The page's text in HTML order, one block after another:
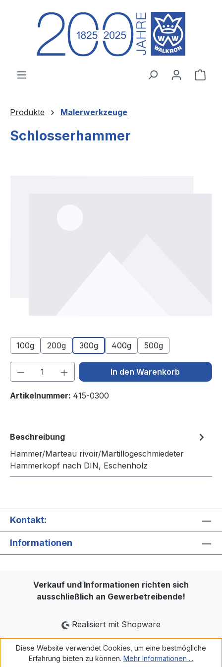
Zum Hauptinhalt springen
Produkte Malerwerkzeuge
Schlosserhammer
100g 200g 300g 400g 500g
Produkt Anzahl: Gib denIn den Warenkorb
Artikelnummer: 415-0300
Beschreibung
Hammer/Marteau rivoir/Martillogeschmiedeter
Hammerkopf nach DIN, Eschenholz
Kontakt:
Informationen
Verkauf und Informationen richten sich
ausschließlich an Gewerbetreibende!
Realisiert mit Shopware
Diese Website verwendet Cookies, um eine bestmögliche
Erfahrung bieten zu können. Mehr Informationen ...